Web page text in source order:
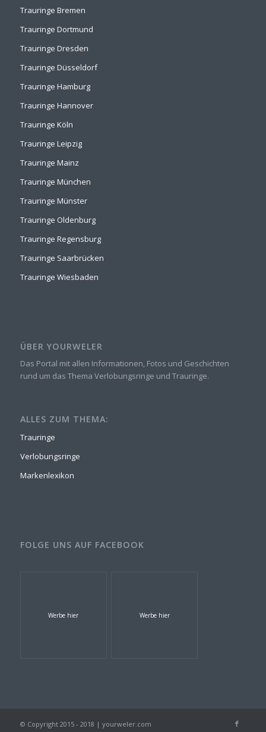
Trauringe Bremen
Trauringe Dortmund
Trauringe Dresden
Trauringe Düsseldorf
Trauringe Hamburg
Trauringe Hannover
Trauringe Köln
Trauringe Leipzig
Trauringe Mainz
Trauringe München
Trauringe Münster
Trauringe Oldenburg
Trauringe Regensburg
Trauringe Saarbrücken
Trauringe Wiesbaden
ÜBER YOURWELER
Das Portal mit allen Informationen, Fotos und Geschichten
rund um das Thema Verlobungsringe und Trauringe.
ALLES ZUM THEMA:
Trauringe
Verlobungsringe
Markenlexikon
FOLGE UNS AUF FACEBOOK
Werbe hier Werbe hier
© Copyright 2015 - 2018 | yourweler.com